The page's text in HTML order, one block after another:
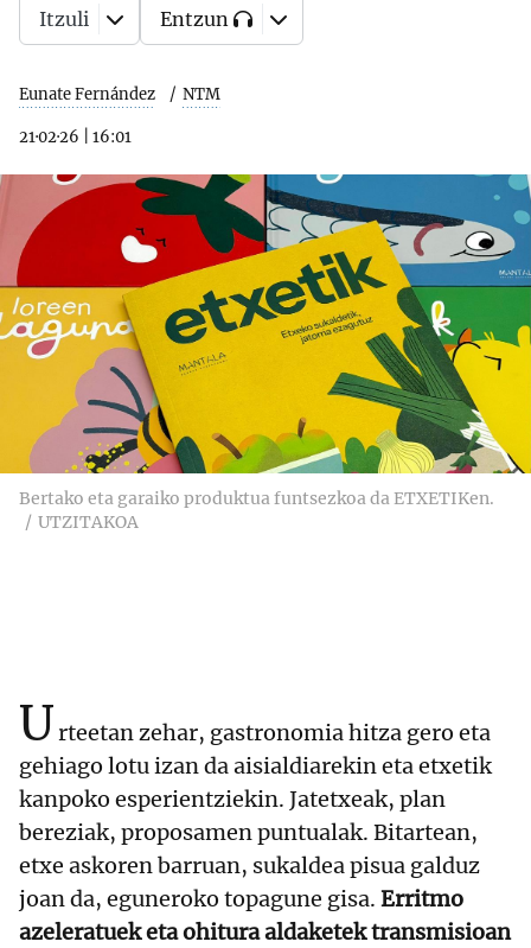
Eunate Fernández NTM
21·02·26 16:01
Itzuli Entzun
Bertako eta garaiko produktua funtsezkoa da ETXETIKen.
UTZITAKOA
Urteetan zehar, gastronomia hitza gero eta
gehiago lotu izan da aisialdiarekin eta etxetik
kanpoko esperientziekin. Jatetxeak, plan
bereziak, proposamen puntualak. Bitartean,
etxe askoren barruan, sukaldea pisua galduz
joan da, eguneroko topagune gisa. Erritmo
azeleratuek eta ohitura aldaketek transmisioan